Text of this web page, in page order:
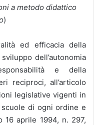
a metodo didattico
)
ed efficacia della
dell’autonomia
e della
reciproci, all’articolo
legislative vigenti in
di ogni ordine e
aprile 1994, n. 297,